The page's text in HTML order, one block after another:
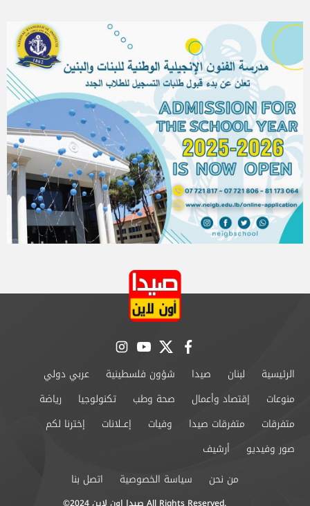
facebook
twitter
youtube
instagram
الرئيسية لبنان صيدا شؤون فلسطينية
عربي دولي
منوعات
إقتصاد وأعمال صحة وطب تكنولوجيا
رياضة
متفرقات
متفرقات صيدا وفيات إعــلانات
إخترنا لكم
صور وفيديو
أرشيف
من نحن
سياسة الخصوصية اتصل بنا